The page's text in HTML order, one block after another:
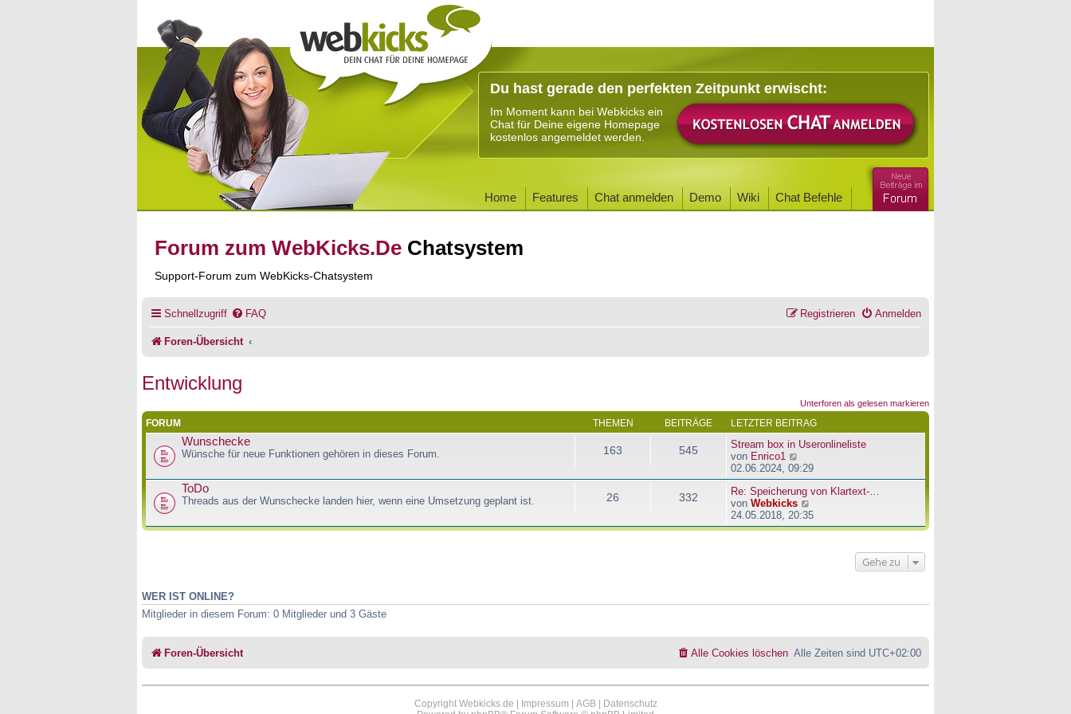
Du hast gerade den perfekten Zeitpunkt erwischt:
Im Moment kann bei Webkicks ein
Chat für Deine eigene Homepage
kostenlos angemeldet werden.
Home Features Chat anmelden Demo Wiki Chat Befehle
Forum zum WebKicks.De Chatsystem
Support-Forum zum WebKicks-Chatsystem
Schnellzugriff FAQ Anmelden
Registrieren
Foren-Übersicht
Entwicklung
Unterforen als gelesen markieren
FORUM THEMEN BEITRÄGE LETZTER BEITRAG
Wunschecke
Wünsche für neue Funktionen gehören in dieses Forum. 163 545
Stream box in Useronlineliste
von Enrico1
e
u
e
s
t
e
02.06.2024, 09:29
ToDo
Threads aus der Wunschecke landen hier, wenn eine Umsetzung geplant ist. 26 332
Re: Speicherung von Klartext-…
von Webkicks
e
u
a
g
24.05.2018, 20:35
Gehe zu
WER IST ONLINE?
Mitglieder in diesem Forum: 0 Mitglieder und 3 Gäste
Foren-Übersicht Alle Zeiten sind UTC+02:00
Alle Cookies löschen
Copyright Webkicks.de | Impressum | AGB| Datenschutz